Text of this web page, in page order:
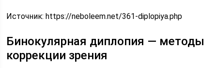
Источник:https://neboleem.net/361-diplopiya.php
Бинокулярная диплопия — методы
коррекции зрения